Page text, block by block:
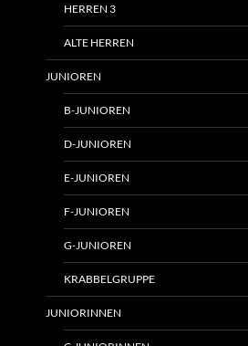
HERREN 3
ALTE HERREN
JUNIOREN
B-JUNIOREN
D-JUNIOREN
E-JUNIOREN
F-JUNIOREN
G-JUNIOREN
KRABBELGRUPPE
JUNIORINNEN